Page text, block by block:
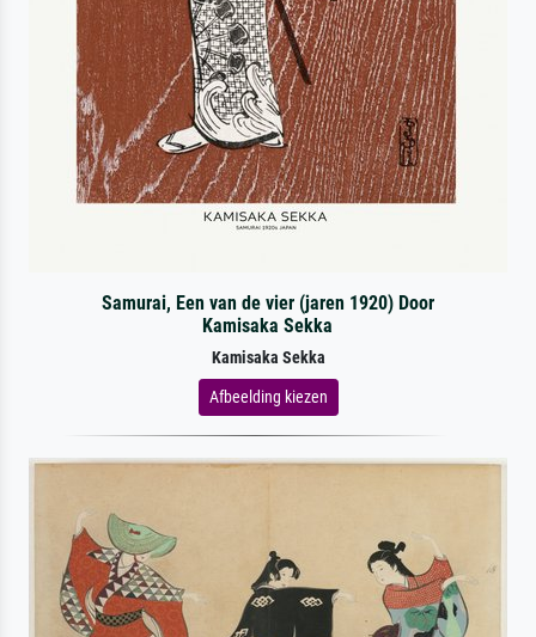
Samurai, Een van de vier (jaren 1920) Door
Kamisaka Sekka
Kamisaka Sekka
Afbeelding kiezen